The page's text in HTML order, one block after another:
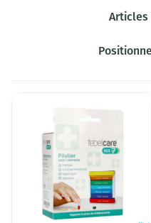
Articles
Trier par: